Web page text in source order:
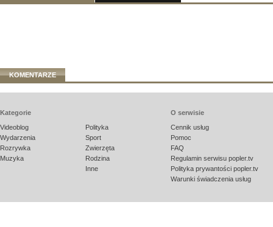
KOMENTARZE
Kategorie
Videoblog
Wydarzenia
Rozrywka
Muzyka
Polityka
Sport
Zwierzęta
Rodzina
Inne
O serwisie
Cennik usług
Pomoc
FAQ
Regulamin serwisu popler.tv
Polityka prywantości popler.tv
Warunki świadczenia usług